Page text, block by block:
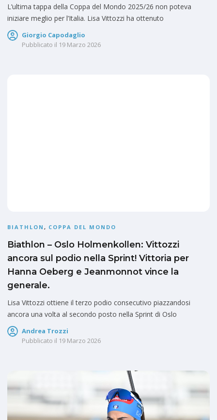
L’ultima tappa della Coppa del Mondo 2025/26 non poteva
iniziare meglio per l’Italia. Lisa Vittozzi ha ottenuto
Giorgio Capodaglio
Pubblicato il 19 Marzo 2026
BIATHLON , COPPA DEL MONDO
Biathlon – Oslo Holmenkollen: Vittozzi
ancora sul podio nella Sprint! Vittoria per
Hanna Oeberg e Jeanmonnot vince la
generale.
Lisa Vittozzi ottiene il terzo podio consecutivo piazzandosi
ancora una volta al secondo posto nella Sprint di Oslo
Andrea Trozzi
Pubblicato il 19 Marzo 2026